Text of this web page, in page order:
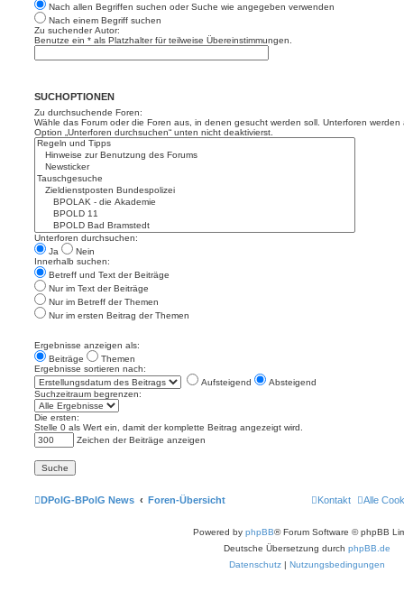
Nach allen Begriffen suchen oder Suche wie angegeben verwenden
Nach einem Begriff suchen
Zu suchender Autor:
Benutze ein * als Platzhalter für teilweise Übereinstimmungen.
SUCHOPTIONEN
Zu durchsuchende Foren:
Wähle das Forum oder die Foren aus, in denen gesucht werden soll. Unterforen
Option „Unterforen durchsuchen“ unten nicht deaktivierst.
Unterforen durchsuchen:
Ja
Nein
Innerhalb suchen:
Betreff und Text der Beiträge
Nur im Text der Beiträge
Nur im Betreff der Themen
Nur im ersten Beitrag der Themen
Ergebnisse anzeigen als:
Beiträge
Themen
Ergebnisse sortieren nach:
Aufsteigend
Absteigend
Suchzeitraum begrenzen:
Die ersten:
Stelle 0 als Wert ein, damit der komplette Beitrag angezeigt wird.
Zeichen der Beiträge anzeigen
DPolG-BPolG News Foren-Übersicht Alle
Kontakt
Powered by phpBB® Forum Software © phpBB
Deutsche Übersetzung durch phpBB.de
Datenschutz | Nutzungsbedingungen